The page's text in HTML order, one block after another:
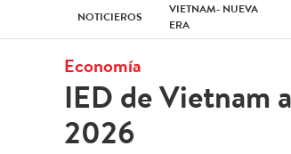
NOTICIEROS
VIETNAM- NUEVA
ERA
Economía
IED de Vietnam
2026